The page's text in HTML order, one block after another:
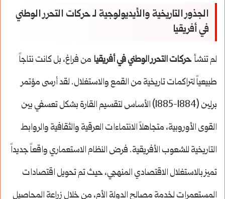
الجذور التاريخية والأيديولوجية لـ حركات التحرر الوطني
في أفريقيا
لم تنشأحركات التحرر الوطني في أفريقيا من فراغ، بل كانت نتاجاً
طبيعياً لتراكمات تاريخية من القمع والاستغلال. لقد أرسى مؤتمر
برلين (1884-1885) الأساس لتقسيم القارة بشكل تعسفي بين
القوى الأوروبية، متجاهلاً الانتماءات العرقية والثقافية والروابط
التاريخية للشعوب الأفريقية. فرض النظام الاستعماري واقعاً جديداً
تميز بالاستغلال الاقتصادي المنهجي، حيث تم تحويل اقتصادات
المستعمرات لخدمة مصالح الدولة الأم، من خلال زراعة المحاصيل